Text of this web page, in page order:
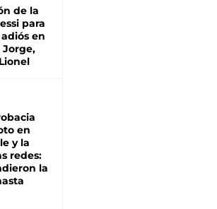
de la
para
en
Jorge,
en
y la
redes:
la